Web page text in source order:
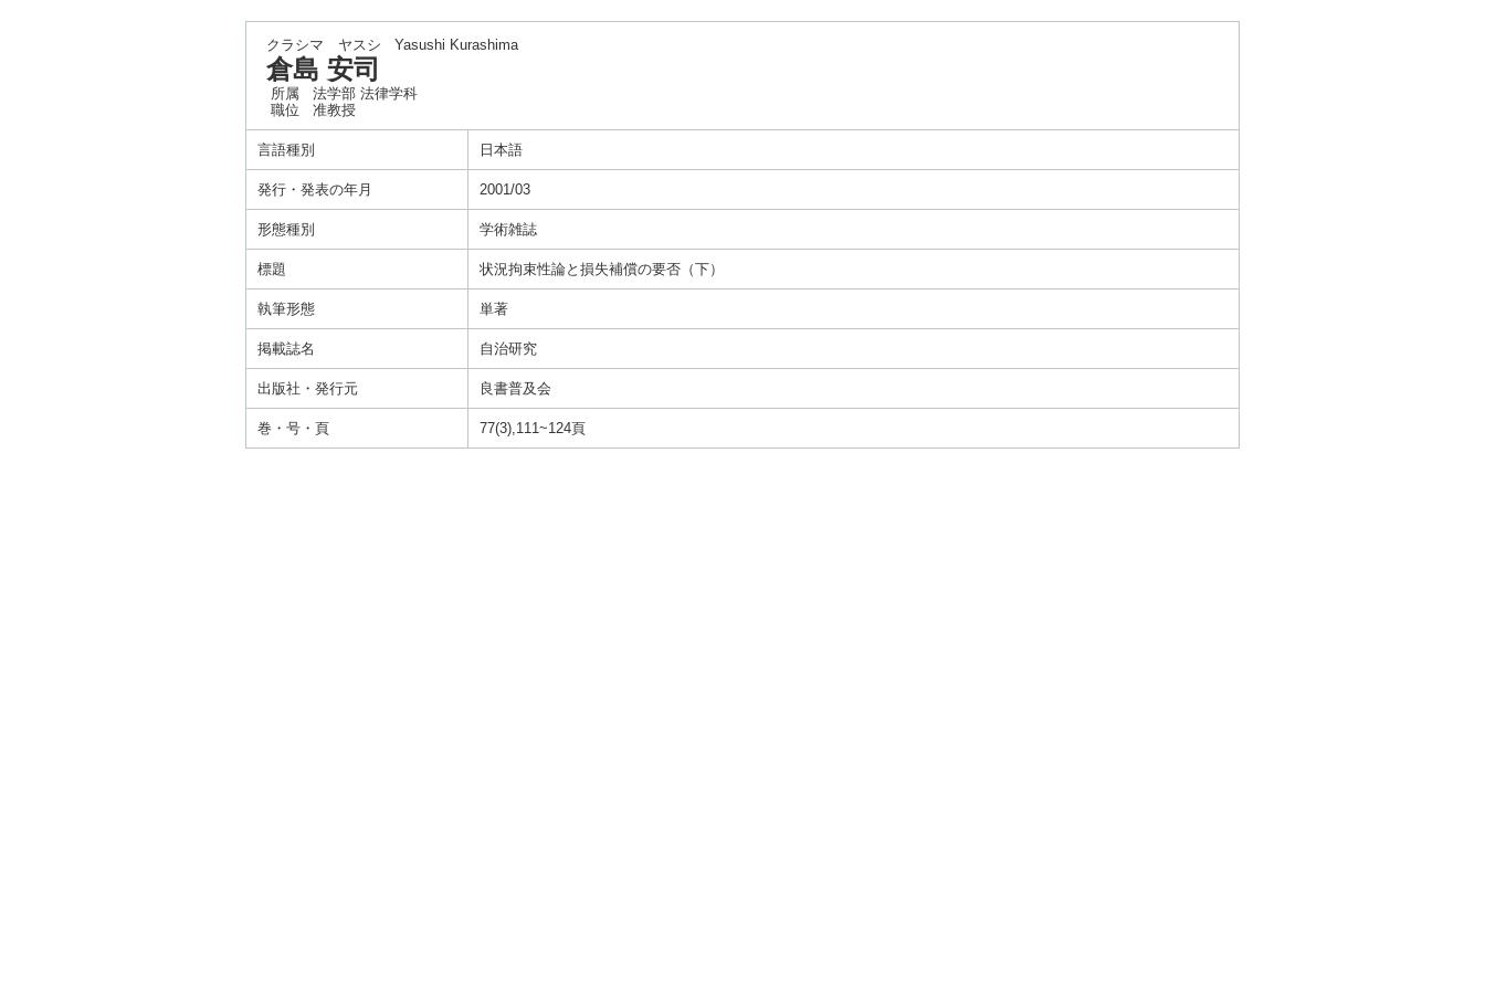
クラシマ ヤスシ Yasushi Kurashima
倉島 安司
所属
法学部 法律学科
職位
准教授
言語種別 日本語
発行・発表の年月 2001/03
形態種別 学術雑誌
標題 状況拘束性論と損失補償の要否（下）
執筆形態 単著
掲載誌名 自治研究
出版社・発行元 良書普及会
巻・号・頁 77(3),111~124頁